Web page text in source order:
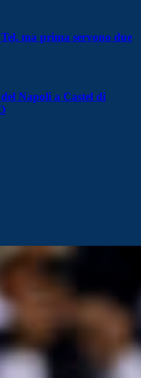
ma prima servono due
Napoli a Castel di